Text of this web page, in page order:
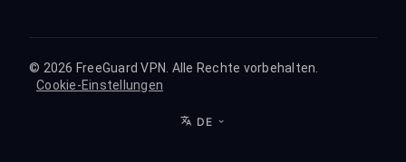
© 2026 FreeGuard VPN. Alle Rechte vorbehalten.
Cookie-Einstellungen
DE